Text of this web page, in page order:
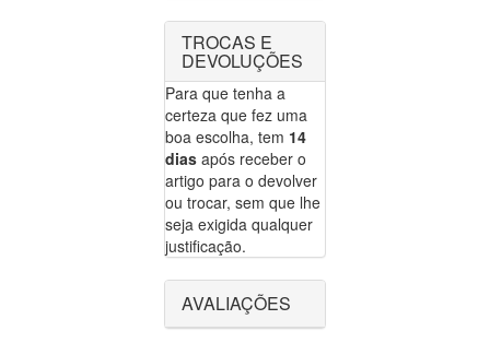
TROCAS E
DEVOLUÇÕES
Para que tenha a
certeza que fez uma
boa escolha, tem 14
dias após receber o
artigo para o devolver
ou trocar, sem que lhe
seja exigida qualquer
justificação.
AVALIAÇÕES